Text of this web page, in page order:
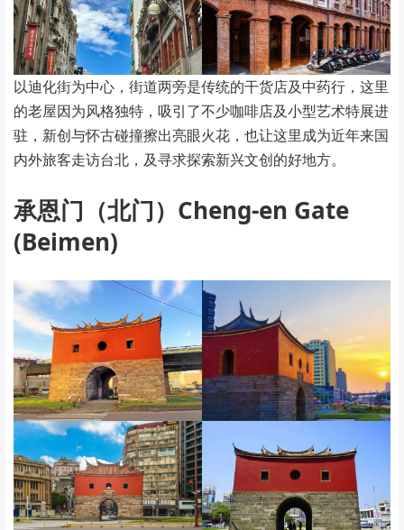
以迪化街为中心，街道两旁是传统的干货店及中药行，这里
的老屋因为风格独特，吸引了不少咖啡店及小型艺术特展进
驻，新创与怀古碰撞擦出亮眼火花，也让这里成为近年来国
内外旅客走访台北，及寻求探索新兴文创的好地方。
承恩门（北门）Cheng-en Gate
(Beimen)